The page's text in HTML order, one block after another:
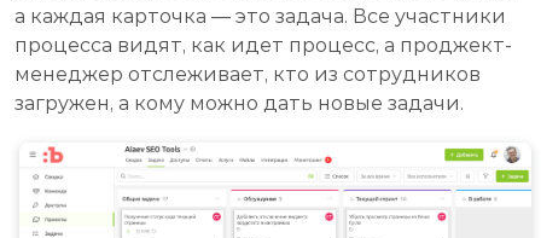
а каждая карточка — это задача. Все участники
процесса видят, как идет процесс, а проджект-
менеджер отслеживает, кто из сотрудников
загружен, а кому можно дать новые задачи.